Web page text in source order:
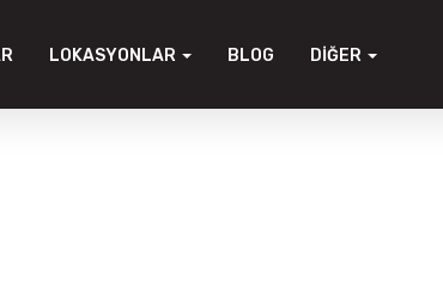
LOKASYONLAR BLOG DIĞER